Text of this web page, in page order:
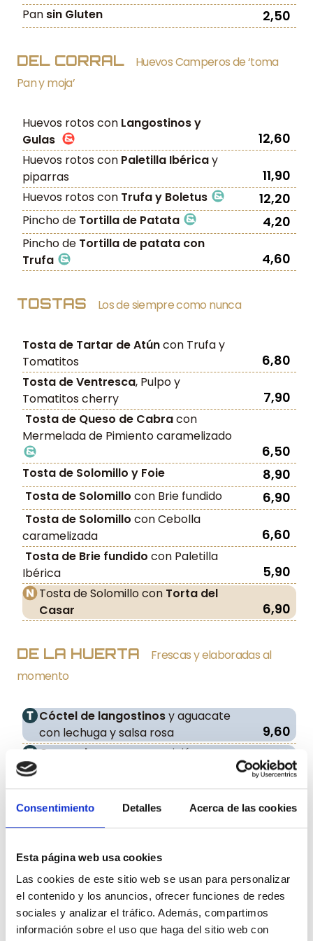
Consentimiento Detalles Acerca de las cookies
Esta página web usa cookies
Las cookies de este sitio web se usan para personalizar
el contenido y los anuncios, ofrecer funciones de redes
sociales y analizar el tráfico. Además, compartimos
información sobre el uso que haga del sitio web con
Pan sin Gluten 2,50
DEL CORRAL
Huevos Camperos de ‘toma
Pan y moja’
Huevos rotos con Langostinos y
Gulas
12,60
Huevos rotos con Paletilla Ibéricay
piparras
11,90
Huevos rotos con Trufa y Boletus 12,20
Pincho de Tortilla de Patata 4,20
Pincho de Tortilla de patata con
Trufa
4,60
TOSTAS Los de siempre como nunca
Tosta de Tartar de Atúncon Trufa y
Tomatitos
6,80
Tosta de Ventresca, Pulpo y
Tomatitos cherry
7,90
Tosta de Queso de Cabracon
Mermelada de Pimiento caramelizado
6,50
Tosta de Solomillo y Foie 8,90
Tosta de Solomillo con Brie fundido 6,90
Tosta de Solomillo con Cebolla
caramelizada
6,60
Tosta de Brie fundido con Paletilla
Ibérica
5,90
Tosta de Solomillo con Torta del
Casar
6,90
DE LA HUERTA
Frescas y elaboradas al
momento
Cóctel de langostinosy aguacate
con lechuga y salsa rosa
9,60
Gazpachocon su guarnición 4,60
Salmorejo 6,00
Carasau crujiente
7,60
y Aceite de Trufa.
Ensalada César con Pollo Panko ,
Queso Grana Padano, Brotes verdes y
crujiente de Wanton
Tomate de temporada con